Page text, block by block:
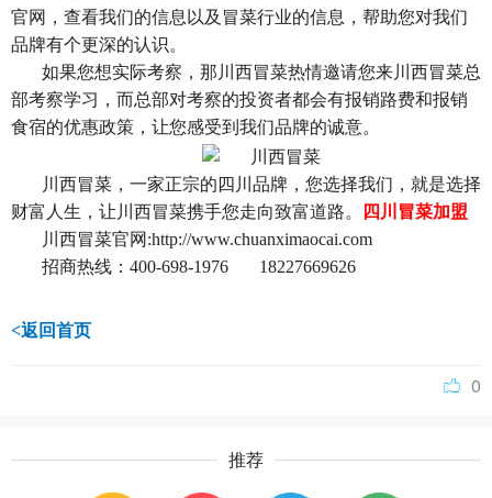
官网，查看我们的信息以及冒菜行业的信息，帮助您对我们
品牌有个更深的认识。
如果您想实际考察，那川西冒菜热情邀请您来川西冒菜总
部考察学习，而总部对考察的投资者都会有报销路费和报销
食宿的优惠政策，让您感受到我们品牌的诚意。
川西冒菜，一家正宗的四川品牌，您选择我们，就是选择
财富人生，让川西冒菜携手您走向致富道路。
四川冒菜加盟
川西冒菜官网:http://www.chuanximaocai.com
招商热线：400-698-1976 18227669626
<返回首页
0
推荐